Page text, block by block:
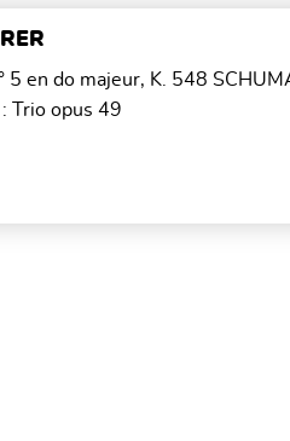
5 en do majeur, K. 548
Trio opus 49